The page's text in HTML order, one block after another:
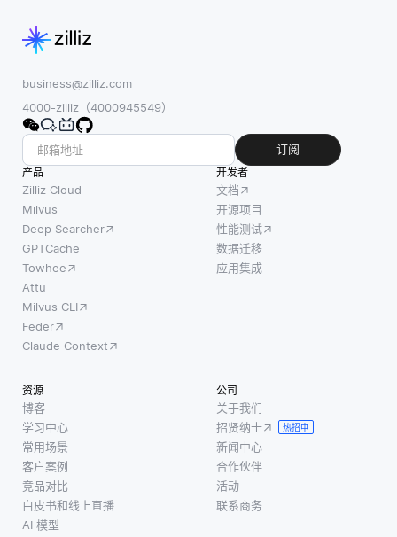
business@zilliz.com
4000-zilliz（4000945549）
订阅
产品
Zilliz Cloud
Milvus
Deep Searcher
GPTCache
Towhee
Attu
Milvus CLI
Feder
Claude Context
开发者
文档
开源项目
性能测试
数据迁移
应用集成
资源
博客
学习中心
常用场景
客户案例
竞品对比
白皮书和线上直播
AI 模型
公司
关于我们
招贤纳士
热招中
新闻中心
合作伙伴
活动
联系商务